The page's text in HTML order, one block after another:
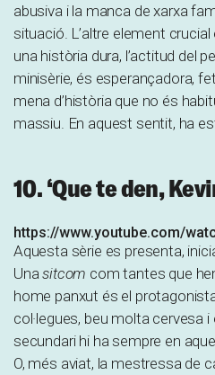
abusiva i la manca de xarxa
situació. L’altre element
una història dura, l’actitud del
minisèrie, és esperançadora,
mena d’història que no és
massiu. En aquest sentit, ha
10. ‘Que te den,
https://www.youtube.com/
Aquesta sèrie es presenta,
Unasitcom com tantes que
home panxut és el
col·legues, beu molta cervesa
secundari hi ha sempre en
O, més aviat, la mestressa de